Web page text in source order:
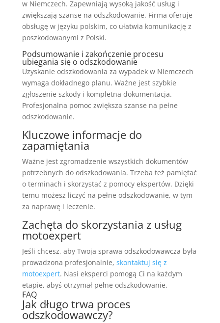
w Niemczech. Zapewniają wysoką jakość usług i
zwiększają szanse na odszkodowanie. Firma oferuje
obsługę w języku polskim, co ułatwia komunikację z
poszkodowanymi z Polski.
Podsumowanie i zakończenie procesu
ubiegania się o odszkodowanie
Uzyskanie odszkodowania za wypadek w Niemczech
wymaga dokładnego planu. Ważne jest szybkie
zgłoszenie szkody i kompletna dokumentacja.
Profesjonalna pomoc zwiększa szanse na pełne
odszkodowanie.
Kluczowe informacje do
zapamiętania
Ważne jest zgromadzenie wszystkich dokumentów
potrzebnych do odszkodowania. Trzeba też pamiętać
o terminach i skorzystać z pomocy ekspertów. Dzięki
temu możesz liczyć na pełne odszkodowanie, w tym
za naprawę i leczenie.
Zachęta do skorzystania z usług
motoexpert
Jeśli chcesz, aby Twoja sprawa odszkodowawcza była
prowadzona profesjonalnie, skontaktuj się z
motoexpert. Nasi eksperci pomogą Ci na każdym
etapie, abyś otrzymał pełne odszkodowanie.
FAQ
Jak długo trwa proces
odszkodowawczy?